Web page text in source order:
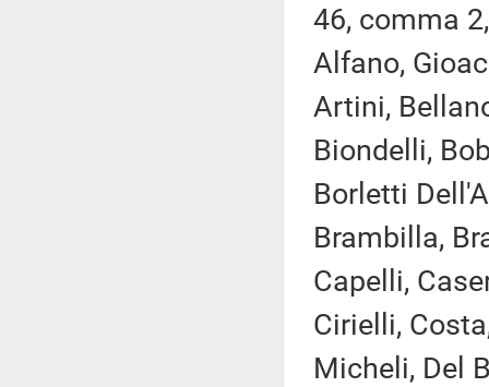
46, comma
Alfano,
Artini,
Biondelli,
Borletti
Brambilla,
Capelli,
Cirielli,
Micheli, Del